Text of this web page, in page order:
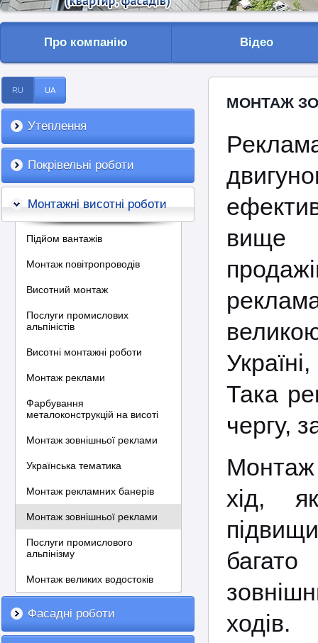
Про компанію Відео
RU UA
Утеплення
Покрівельні роботи
Монтажні висотні роботи
Підйом вантажів
Монтаж повітропроводів
Висотний монтаж
Послуги промислових
альпіністів
Висотні монтажні роботи
Монтаж реклами
Фарбування
металоконструкцій на висоті
Монтаж зовнішньої реклами
Українська тематика
Монтаж рекламних банерів
Монтаж зовнішньої реклами
Послуги промислового
альпінізму
Монтаж великих водостоків
Фасадні роботи
МОНТАЖ
вище
Така
чергу,
Монтаж
хід,
ходів.